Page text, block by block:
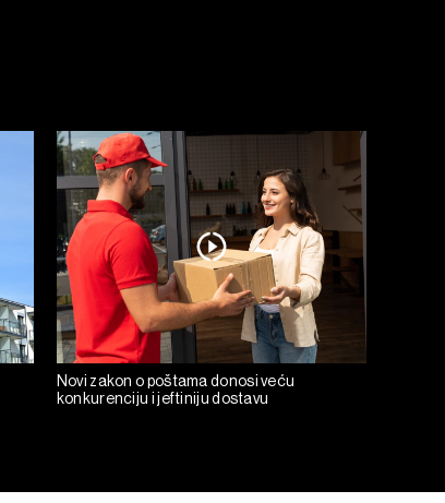
Novi zakon o poštama donosi veću
konkurenciju i jeftiniju dostavu